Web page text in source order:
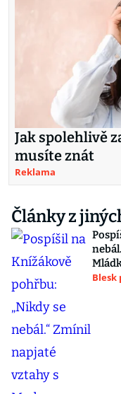
Jak spolehlivě
musíte znát
Reklama
Články z
Blesk